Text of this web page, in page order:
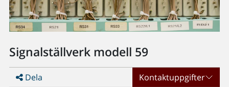
Signalställverk modell 59
Dela Kontaktuppgifter